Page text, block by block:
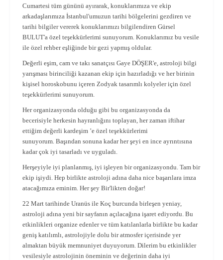
Cumartesi tüm gününü ayırarak, konuklarımıza ve ekip
arkadaşlarımıza İstanbul'umuzun tarihi bölgelerini gezdiren ve
tarihi bilgiler vererek konuklarımızı bilgilendiren Gürsel
BULUT'a özel teşekkürlerimi sunuyorum. Konuklarımız bu vesile
ile özel rehber eşliğinde bir gezi yapmış oldular.
Değerli eşim, cam ve takı sanatçısı Gaye DÖŞER'e, astroloji bilgi
yarışması birinciliği kazanan ekip için hazırladığı ve her birinin
kişisel horoskobunu içeren Zodyak tasarımlı kolyeler için özel
teşekkürlerimi sunuyorum.
Her organizasyonda olduğu gibi bu organizasyonda da
becerisiyle herkesin hayranlığını toplayan, her zaman iftihar
ettiğim değerli kardeşim ’e özel teşekkürlerimi
sunuyorum. Başından sonuna kadar her şeyi en ince ayrıntısına
kadar çok iyi tasarladı ve uyguladı.
Herşeyiyle iyi planlanmış, iyi işleyen bir organizasyondu. Tam bir
ekip işiydi. Hep birlikte astroloji adına daha nice başarılara imza
atacağımıza eminim. Her şey Bir'likten doğar!
22 Mart tarihinde Uranüs ile Koç burcunda birleşen yeniay,
astroloji adına yeni bir sayfanın açılacağına işaret ediyordu. Bu
etkinlikleri organize edenler ve tüm katılanlarla birlikte bu kadar
geniş katılımlı, astrolojiyle dolu bir atmosfer içerisinde yer
almaktan büyük memnuniyet duyuyorum. Dilerim bu etkinlikler
vesilesiyle astrolojinin öneminin ve değerinin daha iyi